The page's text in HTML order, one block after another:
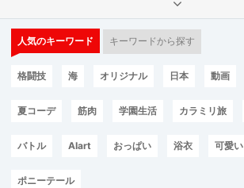
人気のキーワード キーワードから探す
格闘技 海 オリジナル 日本 動画
夏コーデ 筋肉 学園生活 カラミリ旅
バトル AIart おっぱい 浴衣 可愛い
ポニーテール